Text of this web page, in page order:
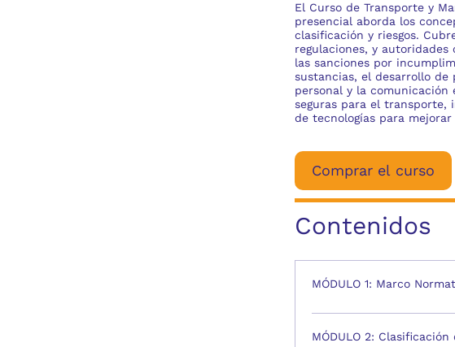
El Curso de Transporte y
presencial aborda los
clasificación y riesgos.
regulaciones, y
las sanciones por
sustancias, el desarrollo de
personal y la
seguras para el transporte,
de tecnologías para mejorar
Comprar el curso
Contenidos
MÓDULO 1: Marco
MÓDULO 2: